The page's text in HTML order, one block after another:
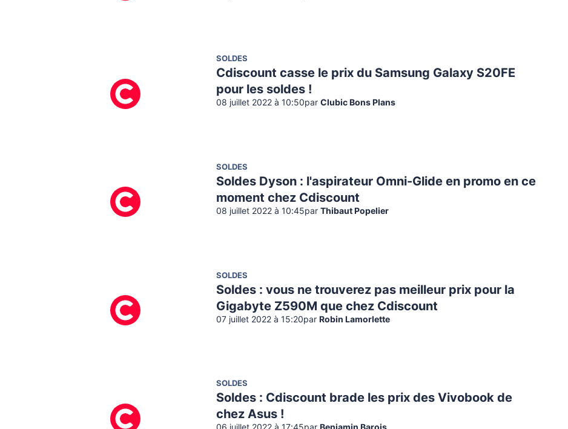
SOLDES
Cdiscount casse le prix du Samsung Galaxy S20FE
pour les soldes !
08 juillet 2022 à 10:50par Clubic Bons Plans
SOLDES
Soldes Dyson : l'aspirateur Omni-Glide en promo en ce
moment chez Cdiscount
08 juillet 2022 à 10:45par Thibaut Popelier
SOLDES
Soldes : vous ne trouverez pas meilleur prix pour la
Gigabyte Z590M que chez Cdiscount
07 juillet 2022 à 15:20par Robin Lamorlette
SOLDES
Soldes : Cdiscount brade les prix des Vivobook de
chez Asus !